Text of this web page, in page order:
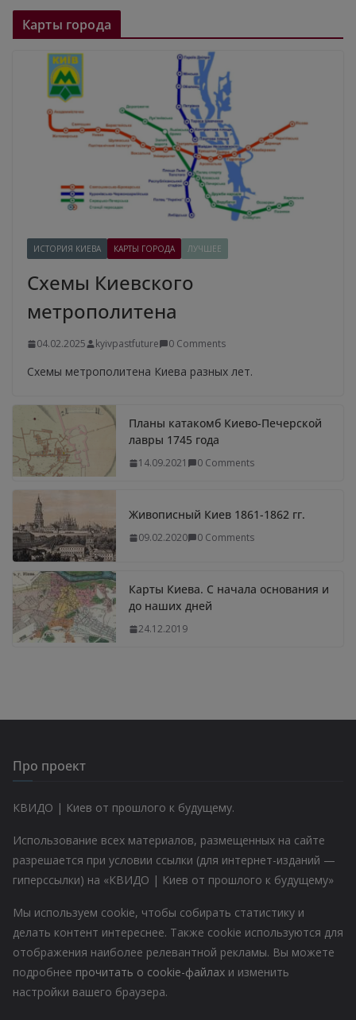
Карты города
ИСТОРИЯ КИЕВА КАРТЫ ГОРОДА ЛУЧШЕЕ
Схемы Киевского
метрополитена
04.02.2025 kyivpastfuture 0 Comments
Схемы метрополитена Киева разных лет.
Планы катакомб Киево-Печерской
лавры 1745 года
14.09.2021 0 Comments
Живописный Киев 1861-1862 гг.
09.02.2020 0 Comments
Карты Киева. С начала основания и
до наших дней
24.12.2019
Про проект
КВИДО | Киев от прошлого к будущему.
Использование всех материалов, размещенных на сайте
разрешается при условии ссылки (для интернет-изданий —
гиперссылки) на «КВИДО | Киев от прошлого к будущему»
Мы используем cookie, чтобы собирать статистику и
делать контент интереснее. Также cookie используются для
отображения наиболее релевантной рекламы. Вы можете
подробнее прочитать о cookie-файлах и изменить
настройки вашего браузера.